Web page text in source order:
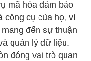
mã hóa đảm bảo
công cụ của họ, ví
đến sự thuận
quản lý dữ liệu.
đóng vai trò quan